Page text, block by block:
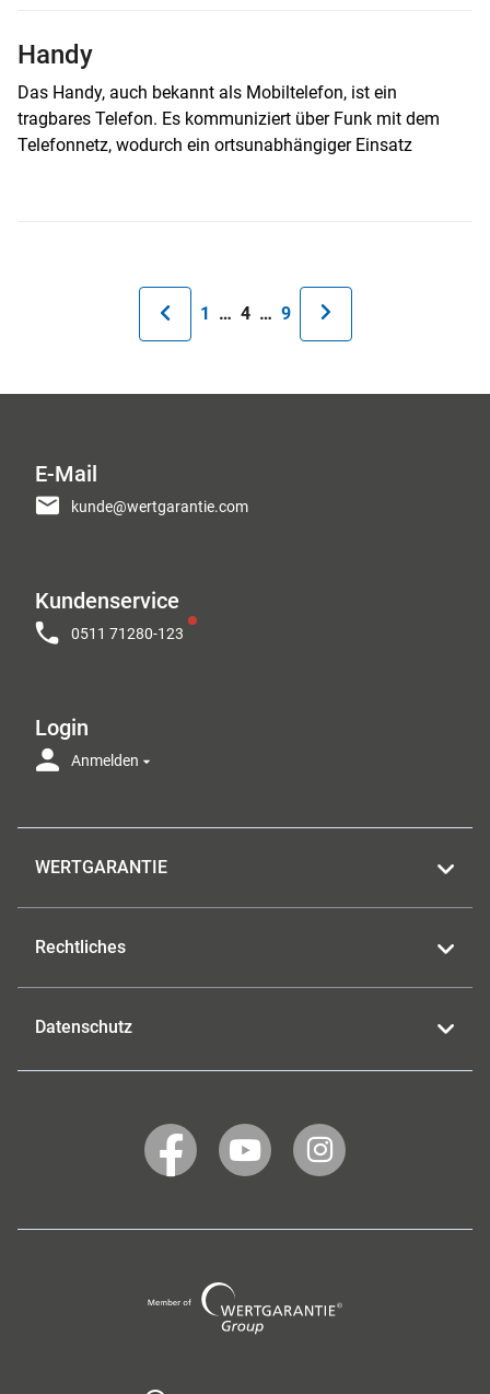
Handy
Das Handy, auch bekannt als Mobiltelefon, ist ein
tragbares Telefon. Es kommuniziert über Funk mit dem
Telefonnetz, wodurch ein ortsunabhängiger Einsatz
Seitennummerierung
Erste
1 … Aktuelle
4 … Letzte
9
E-Mail
kunde@wertgarantie.com
Kundenservice
0511 71280-123
Login
Anmelden
WERTGARANTIE
Rechtliches
Datenschutz
WERTGARANTIE
auf
WERTGARANTIE
auf
WERTGARANTIE
auf
Group